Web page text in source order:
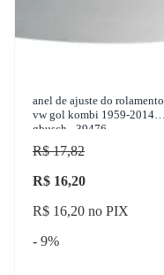
anel de ajuste do rolamento
vw gol kombi 1959-2014
gbusch - 39476
R$ 17,82
R$ 16,20
R$ 16,20 no PIX
- 9%